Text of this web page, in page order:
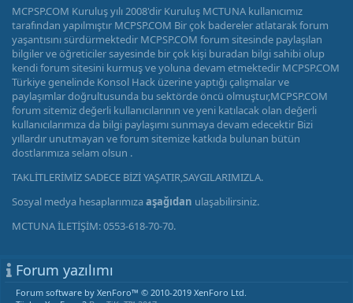
MCPSP.COM Kuruluş yılı 2008'dir Kuruluş MCTUNA kullanıcımız
tarafından yapılmıştır MCPSP.COM Bir çok badereler atlatarak forum
yaşantısını sürdürmektedir MCPSP.COM forum sitesinde paylaşılan
bilgiler ve öğreticiler sayesinde bir çok kişi buradan bilgi sahibi olup
kendi forum sitesini kurmuş ve yoluna devam etmektedir MCPSP.COM
Türkiye genelinde Konsol Hack üzerine yaptığı çalışmalar ve
paylaşımlar doğrultusunda bu sektörde öncü olmuştur,MCPSP.COM
forum sitemiz değerli kullanıcılarının ve yeni katılacak olan değerli
kullanıcılarımıza da bilgi paylaşımı sunmaya devam edecektir Bizi
yıllardır unutmayan ve forum sitemize katkıda bulunan bütün
dostlarımıza selam olsun .
TAKLİTLERİMİZ SADECE BİZİ YAŞATIR,SAYGILARIMIZLA.
Sosyal medya hesaplarımızaaşağıdan ulaşabilirsiniz.
MCTUNA İLETİŞİM: 0553-618-70-70.
Forum yazılımı
Forum software by XenForo™ © 2010-2019 XenForo Ltd.